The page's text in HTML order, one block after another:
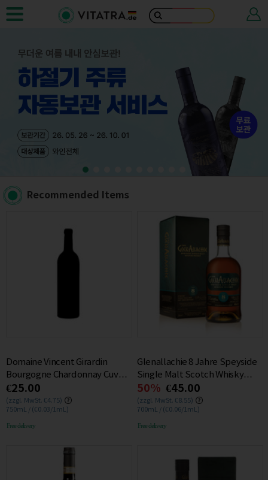
Recommended Items
Domaine Vincent Girardin
Bourgogne Chardonnay Cuvee
Saint Vincent 2021 0.75L
€25.00
(zzgl. MwSt. €4.75)
750mL / (€0.03/1mL)
Free delivery
Glenallachie 8 Jahre Speyside
Single Malt Scotch Whisky
46% 0.7L
50% €45.00
(zzgl. MwSt. €8.55)
700mL / (€0.06/1mL)
Free delivery